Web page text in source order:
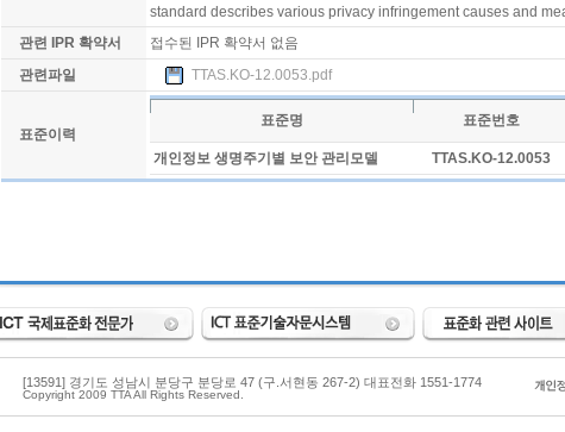
standard describes various privacy infringement causes and
관련 IPR 확약서
접수된 IPR 확약서 없음
관련파일
TTAS.KO-12.0053.pdf
표준이력
표준명 표준번호
개인정보 생명주기별 보안 관리모델 TTAS.KO-12.0053
[13591] 경기도 성남시 분당구 분당로 47 (구.서현동 267-2) 대표전화 1551-1774
Copyright 2009 TTA All Rights Reserved.